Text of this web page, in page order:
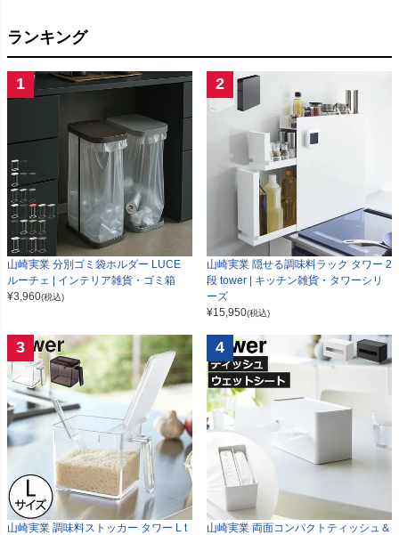
ランキング
1
山崎実業 分別ゴミ袋ホルダー LUCE
ルーチェ | インテリア雑貨・ゴミ箱
¥3,960(税込)
2
山崎実業 隠せる調味料ラック タワー 2
段 tower | キッチン雑貨・タワーシリ
ーズ
¥15,950(税込)
3
山崎実業 調味料ストッカー タワー L t
4
山崎実業 両面コンパクトティッシュ＆